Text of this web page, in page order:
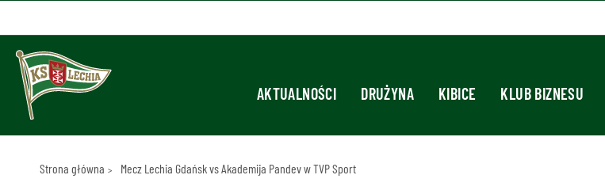
AKTUALNOŚCI DRUŻYNA KIBICE KLUB BIZNESU
Strona główna Mecz Lechia Gdańsk vs Akademija Pandev w TVP Sport